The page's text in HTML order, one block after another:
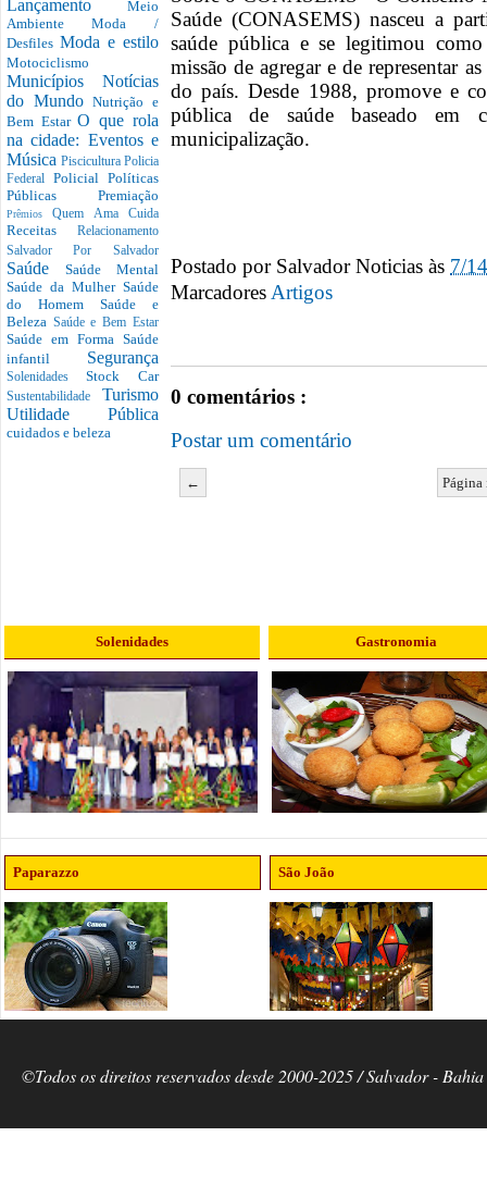
Lançamento Meio
AmbienteModa /
Desfiles Moda e estilo
Motociclismo
Municípios Notícias
do MundoNutrição e
Bem EstarO que rola
na cidade: Eventos e
Música Piscicultura Policia
Federal Policial Políticas
Públicas Premiação
PrêmiosQuem Ama Cuida
Receitas Relacionamento
Salvador Por Salvador
Saúde Saúde Mental
Saúde da Mulher Saúde
do Homem Saúde e
Beleza Saúde e Bem Estar
Saúde em Forma Saúde
infantil Segurança
SolenidadesStock Car
Sustentabilidade Turismo
Utilidade Pública
cuidados e beleza
Saúde (CONASEMS) nasceu a
saúde pública e se legitimou
missão de agregar e de representar
do país. Desde 1988, promove e
pública de saúde baseado em
municipalização.
Postado por Salvador Noticias às 7/
MarcadoresArtigos
0 comentários :
Postar um comentário
←
Solenidades Gastronomia
Paparazzo São João
©Todos os direitos reservados desde 2000-2025 / Salvador -